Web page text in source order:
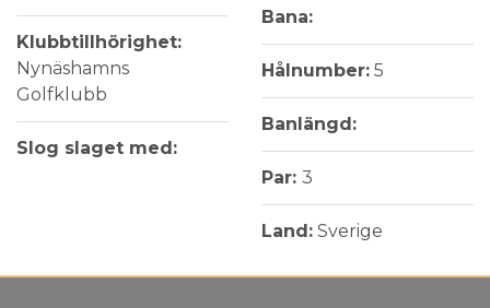
Klubbtillhörighet:
Nynäshamns
Golfklubb
Slog slaget med:
Bana:
Hålnumber: 5
Banlängd:
Par: 3
Land: Sverige